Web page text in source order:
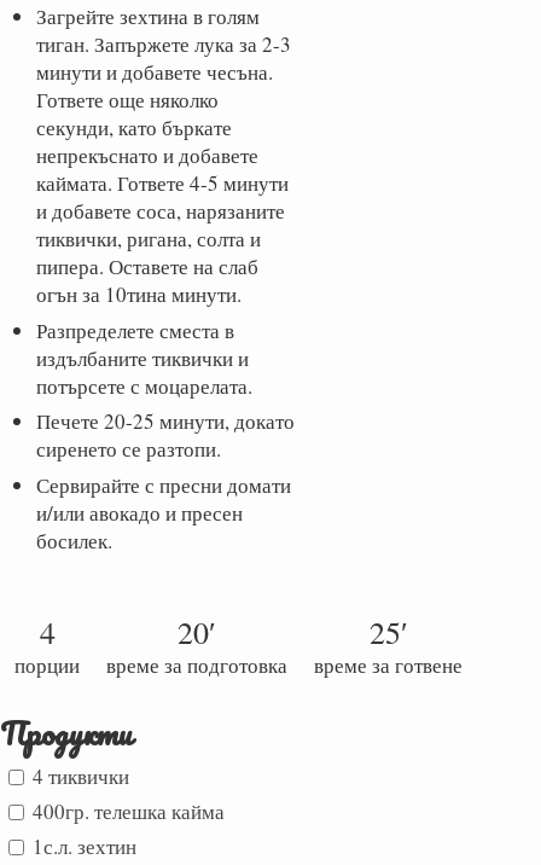
Загрейте зехтина в голям
тиган. Запържете лука за 2-3
минути и добавете чесъна.
Гответе още няколко
секунди, като бъркате
непрекъснато и добавете
каймата. Гответе 4-5 минути
и добавете соса, нарязаните
тиквички, ригана, солта и
пипера. Оставете на слаб
огън за 10тина минути.
Разпределете сместа в
издълбаните тиквички и
потърсете с моцарелата.
Печете 20-25 минути, докато
сиренето се разтопи.
Сервирайте с пресни домати
и/или авокадо и пресен
босилек.
4 20′ 25′
порции време за подготовка време за готвене
Продукти
4 тиквички
400гр. телешка кайма
1с.л. зехтин